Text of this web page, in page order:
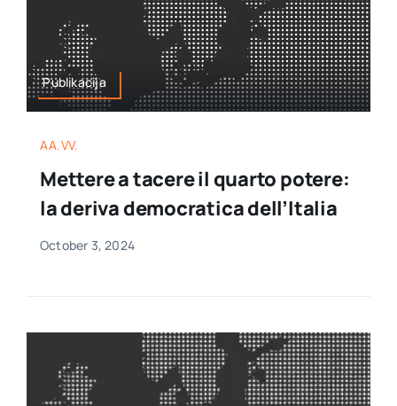
Publikacija
AA.VV.
Mettere a tacere il quarto potere:
la deriva democratica dell’Italia
October 3, 2024